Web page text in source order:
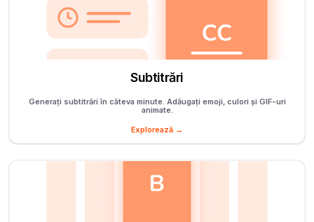
Subtitrări
Generați subtitrări în câteva minute. Adăugați emoji, culori și GIF-uri
animate.
Explorează →